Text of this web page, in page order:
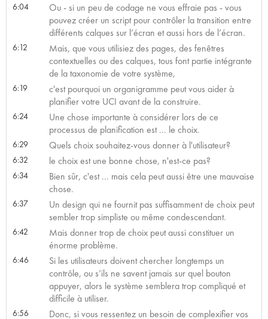
6:04
Ou - si un peu de codage ne vous effraie pas - vous
pouvez créer un script pour contrôler la transition entre
différents calques sur l’écran et aussi hors de l’écran.
6:12
Mais, que vous utilisiez des pages, des fenêtres
contextuelles ou des calques, tous font partie intégrante
de la taxonomie de votre système,
6:19
c'est pourquoi un organigramme peut vous aider à
planifier votre UCI avant de la construire.
6:24
Une chose importante à considérer lors de ce
processus de planification est ... le choix.
6:29 Quels choix souhaitez-vous donner à l'utilisateur?
6:32 le choix est une bonne chose, n'est-ce pas?
6:34
Bien sûr, c'est ... mais cela peut aussi être une mauvaise
chose.
6:37
Un design qui ne fournit pas suffisamment de choix peut
sembler trop simpliste ou même condescendant.
6:42
Mais donner trop de choix peut aussi constituer un
énorme problème.
6:46
Si les utilisateurs doivent chercher longtemps un
contrôle, ou s’ils ne savent jamais sur quel bouton
appuyer, alors le système semblera trop compliqué et
difficile à utiliser.
6:56 Donc, si vous ressentez un besoin de complexifier vos